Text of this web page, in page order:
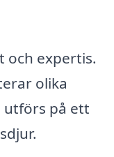
och expertis.
olika
utförs på ett